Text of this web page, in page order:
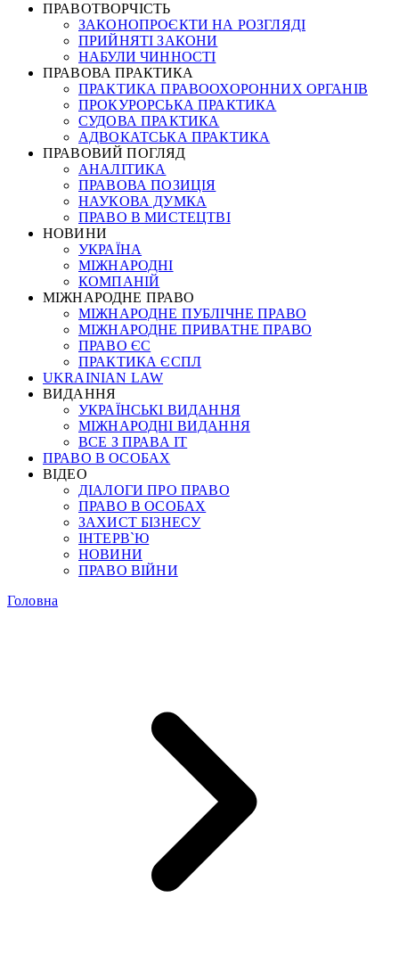
ПРАВОТВОРЧІСТЬ
ЗАКОНОПРОЄКТИ НА РОЗГЛЯДІ
ПРИЙНЯТІ ЗАКОНИ
НАБУЛИ ЧИННОСТІ
ПРАВОВА ПРАКТИКА
ПРАКТИКА ПРАВООХОРОННИХ ОРГАНІВ
ПРОКУРОРСЬКА ПРАКТИКА
СУДОВА ПРАКТИКА
АДВОКАТСЬКА ПРАКТИКА
ПРАВОВИЙ ПОГЛЯД
АНАЛІТИКА
ПРАВОВА ПОЗИЦІЯ
НАУКОВА ДУМКА
ПРАВО В МИСТЕЦТВІ
НОВИНИ
УКРАЇНА
МІЖНАРОДНІ
КОМПАНІЙ
МІЖНАРОДНЕ ПРАВО
МІЖНАРОДНЕ ПУБЛІЧНЕ ПРАВО
МІЖНАРОДНЕ ПРИВАТНЕ ПРАВО
ПРАВО ЄС
ПРАКТИКА ЄСПЛ
UKRAINIAN LAW
ВИДАННЯ
УКРАЇНСЬКІ ВИДАННЯ
МІЖНАРОДНІ ВИДАННЯ
ВСЕ З ПРАВА ІТ
ПРАВО В ОСОБАХ
ВІДЕО
ДІАЛОГИ ПРО ПРАВО
ПРАВО В ОСОБАХ
ЗАХИСТ БІЗНЕСУ
ІНТЕРВ`Ю
НОВИНИ
ПРАВО ВІЙНИ
Головна